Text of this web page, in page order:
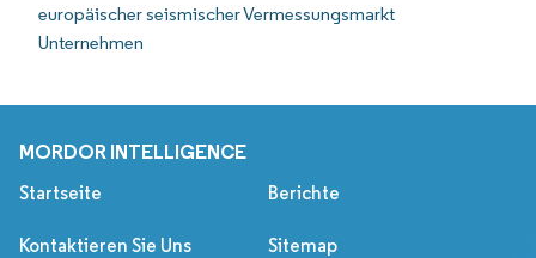
europäischer seismischer Vermessungsmarkt
Unternehmen
MORDOR INTELLIGENCE
Startseite Berichte
Kontaktieren Sie Uns Sitemap